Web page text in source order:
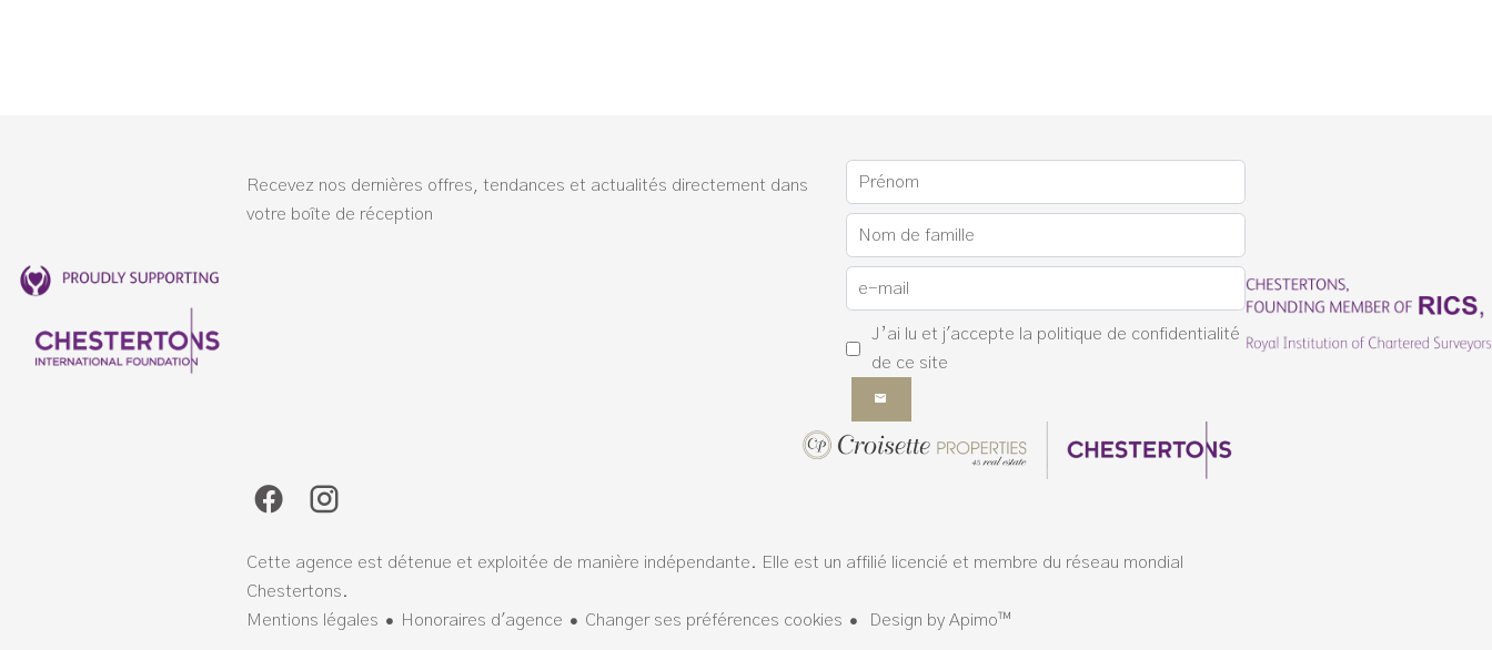
Recevez nos dernières offres, tendances et actualités directement dans
votre boîte de réception
J’ai lu et j'accepte la politique de confidentialité
de ce site
Cette agence est détenue et exploitée de manière indépendante. Elle est un affilié licencié et membre du réseau mondial
Chestertons.
Mentions légales
Honoraires d'agence Changer ses préférences cookies Design by Apimo™